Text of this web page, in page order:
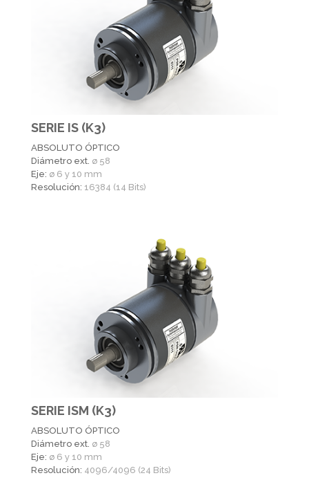
SERIE IS (K3)
ABSOLUTO ÓPTICO
Diámetro ext. ø 58
Eje: ø 6 y 10 mm
Resolución: 16384 (14 Bits)
SERIE ISM (K3)
ABSOLUTO ÓPTICO
Diámetro ext. ø 58
Eje: ø 6 y 10 mm
Resolución: 4096/4096 (24 Bits)